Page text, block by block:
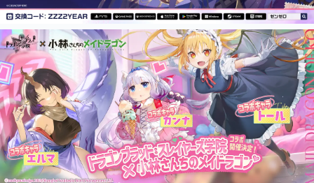
ピックアップ
電ファミのいま読まれている記事ランキング
アプリセール情報
インタビュー
連載・特集一覧